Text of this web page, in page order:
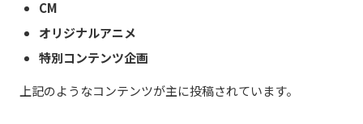
CM
オリジナルアニメ
特別コンテンツ企画
上記のようなコンテンツが主に投稿されています。